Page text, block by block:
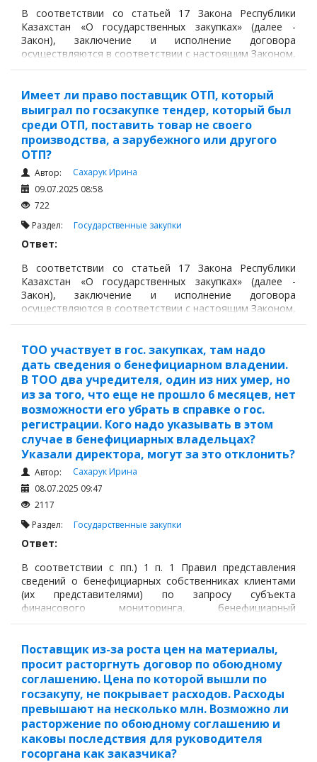
В соответствии со статьей 17 Закона Республики
Казахстан «О государственных закупках» (далее -
Закон), заключение и исполнение договора
осуществляются в соответствии с настоящим Законом,
гражданским законодательством Республики
закупок.
Имеет ли право поставщик ОТП, который
выиграл по госзакупке тендер, который был
среди ОТП, поставить товар не своего
производства, а зарубежного или другого
ОТП?
Автор:
Сахарук Ирина
09.07.2025 08:58
722
Раздел: Государственные закупки
Ответ:
В соответствии со статьей 17 Закона Республики
Казахстан «О государственных закупках» (далее -
Закон), заключение и исполнение договора
осуществляются в соответствии с настоящим Законом,
гражданским законодательством Республики
закупок.
ТОО участвует в гос. закупках, там надо
дать сведения о бенефициарном владении.
В ТОО два учредителя, один из них умер, но
из за того, что еще не прошло 6 месяцев, нет
возможности его убрать в справке о гос.
регистрации. Кого надо указывать в этом
случае в бенефициарных владельцах?
Указали директора, могут за это отклонить?
Автор:
Сахарук Ирина
08.07.2025 09:47
2117
Раздел: Государственные закупки
Ответ:
В соответствии с пп.) 1 п. 1 Правил представления
сведений о бенефициарных собственниках клиентами
(их представителями) по запросу субъекта
финансового мониторинга, бенефициарный
собственник – физическое лицо:
Поставщик из-за роста цен на материалы,
просит расторгнуть договор по обоюдному
соглашению. Цена по которой вышли по
госзакупу, не покрывает расходов. Расходы
превышают на несколько млн. Возможно ли
расторжение по обоюдному соглашению и
каковы последствия для руководителя
госоргана как заказчика?